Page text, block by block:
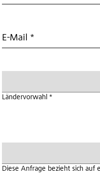
E-Mail *
Ländervorwahl *
Diese Anfrage bezieht sich auf